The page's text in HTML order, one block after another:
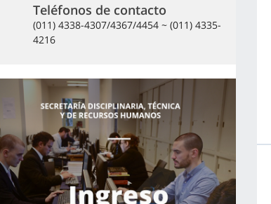
Teléfonos de contacto
(011) 4338-4307/4367/4454 ~ (011) 4335-
4216